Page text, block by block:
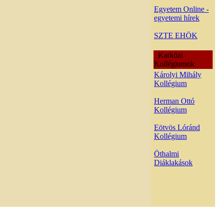
Egyetem Online -
egyetemi hírek
SZTE EHÖK
Karközi
Kollégiumok
Károlyi Mihály
Kollégium
Herman Ottó
Kollégium
Eötvös Lóránd
Kollégium
Öthalmi
Diáklakások